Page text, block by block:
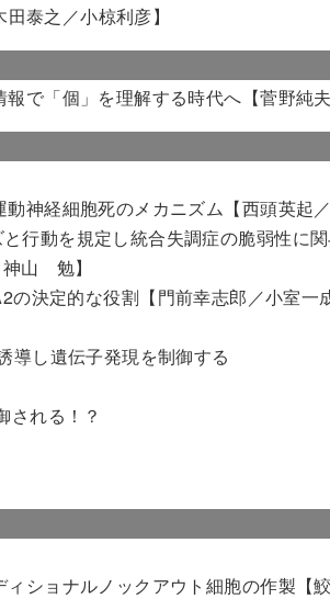
田泰之／小椋利彦】
で「個」を理解する時代へ 【菅野純
神経細胞死のメカニズム 【西頭英起
行動を規定し統合失調症の脆弱性に
山 勉】
の決定的な役割 【門前幸志郎／小室一
導し遺伝子発現を制御する
される！？
ショナルノックアウト細胞の作製【鮫